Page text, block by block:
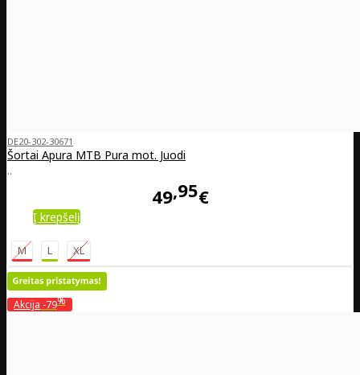
DE20-302-30671
Šortai Apura MTB Pura mot. Juodi
..
49 95€
Į krepšelį
M L XL
Akcija -79%